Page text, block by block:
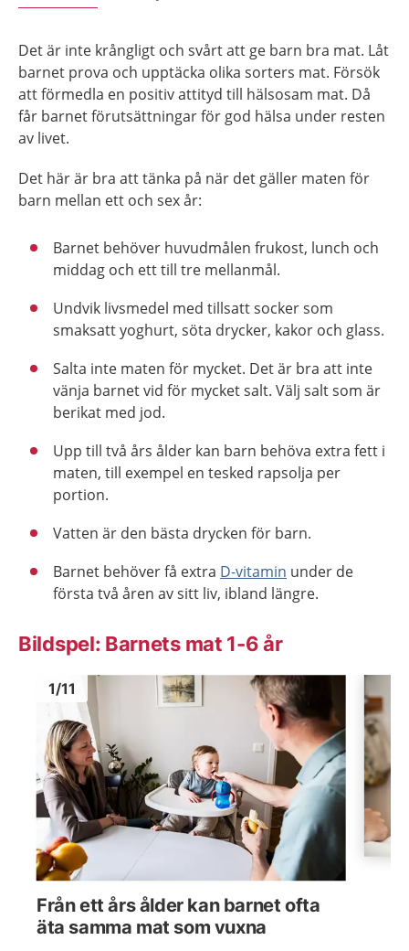
Det är inte krångligt och svårt att ge barn bra mat. Låt
barnet prova och upptäcka olika sorters mat. Försök
att förmedla en positiv attityd till hälsosam mat. Då
får barnet förutsättningar för god hälsa under resten
av livet.
Det här är bra att tänka på när det gäller maten för
barn mellan ett och sex år:
Barnet behöver huvudmålen frukost, lunch och
middag och ett till tre mellanmål.
Undvik livsmedel med tillsatt socker som
smaksatt yoghurt, söta drycker, kakor och glass.
Salta inte maten för mycket. Det är bra att inte
vänja barnet vid för mycket salt. Välj salt som är
berikat med jod.
Upp till två års ålder kan barn behöva extra fett i
maten, till exempel en tesked rapsolja per
portion.
Vatten är den bästa drycken för barn.
Barnet behöver få extra D-vitamin under de
första två åren av sitt liv, ibland längre.
Bildspel: Barnets mat 1-6 år
Bild1
1/11
Från ett års ålder kan barnet ofta
äta samma mat som vuxna
Visa
Visa föregående bild